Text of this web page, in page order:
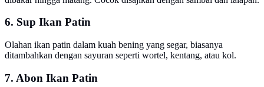
6. Sup Ikan Patin
Olahan ikan patin dalam kuah bening yang segar, biasanya
ditambahkan dengan sayuran seperti wortel, kentang, atau kol.
7. Abon Ikan Patin